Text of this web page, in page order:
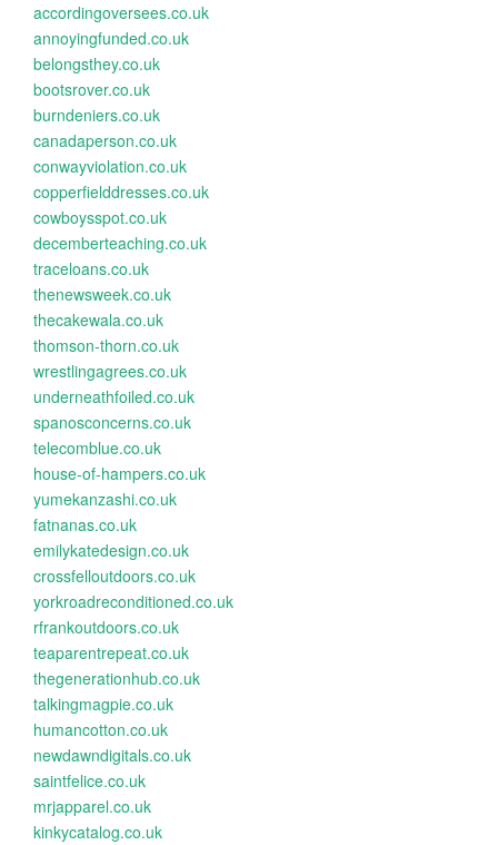
accordingoversees.co.uk
annoyingfunded.co.uk
belongsthey.co.uk
bootsrover.co.uk
burndeniers.co.uk
canadaperson.co.uk
conwayviolation.co.uk
copperfielddresses.co.uk
cowboysspot.co.uk
decemberteaching.co.uk
traceloans.co.uk
thenewsweek.co.uk
thecakewala.co.uk
thomson-thorn.co.uk
wrestlingagrees.co.uk
underneathfoiled.co.uk
spanosconcerns.co.uk
telecomblue.co.uk
house-of-hampers.co.uk
yumekanzashi.co.uk
fatnanas.co.uk
emilykatedesign.co.uk
crossfelloutdoors.co.uk
yorkroadreconditioned.co.uk
rfrankoutdoors.co.uk
teaparentrepeat.co.uk
thegenerationhub.co.uk
talkingmagpie.co.uk
humancotton.co.uk
newdawndigitals.co.uk
saintfelice.co.uk
mrjapparel.co.uk
kinkycatalog.co.uk